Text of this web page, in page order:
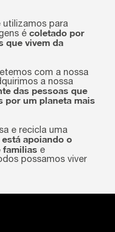
para
écoletado por
que vivem da
com a nossa
a nossa
das pessoas que
por um planeta mais
e recicla uma
está apoiando o
familias e
possamos viver